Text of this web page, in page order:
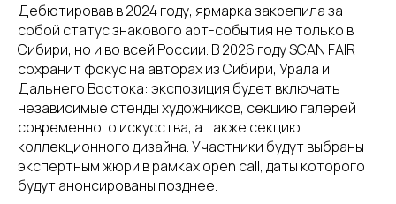
Дебютировав в 2024 году, ярмарка закрепила за
собой статус знакового арт-события не только в
Сибири, но и во всей России. В 2026 году SCAN FAIR
сохранит фокус на авторах из Сибири, Урала и
Дальнего Востока: экспозиция будет включать
независимые стенды художников, секцию галерей
современного искусства, а также секцию
коллекционного дизайна. Участники будут выбраны
экспертным жюри в рамках open call, даты которого
будут анонсированы позднее.